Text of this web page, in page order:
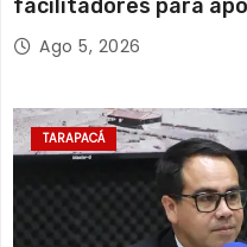
facilitadores para
Escolar 2027
Ago 5, 2026
TARAPACÁ